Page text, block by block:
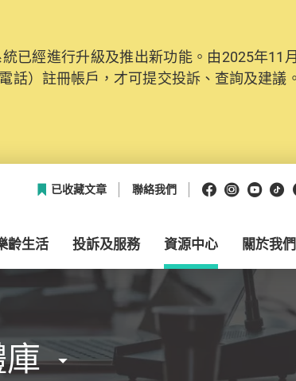
已經進行升級及推出新功能。由2025年11
話）註冊帳戶，才可提交投訴、查詢及建議
已收藏文章 聯絡我們 Facebook
齡生活 投訴及服務 資源中心 關於我們